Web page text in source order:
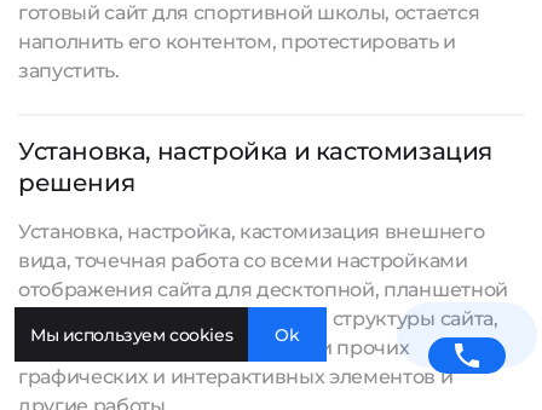
готовый сайт для спортивной школы, остается
наполнить его контентом, протестировать и
запустить.
Установка, настройка и кастомизация
решения
Установка, настройка, кастомизация внешнего
вида, точечная работа со всеми настройками
отображения сайта для десктопной, планшетной
и мобильной версии, создание структуры сайта,
разработка баннеров, иконок и прочих
графических и интерактивных элементов и
Мы используем cookies Ok